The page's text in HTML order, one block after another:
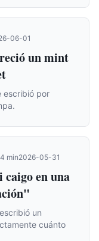
06-01
un mint
escribió por
4 min2026-05-31
caigo en una
un
cuánto